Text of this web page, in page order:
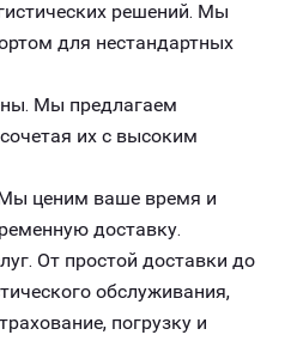
решений. Мы
для нестандартных
Мы предлагаем
их с высоким
ценим ваше время и
доставку.
От простой доставки до
обслуживания,
погрузку и